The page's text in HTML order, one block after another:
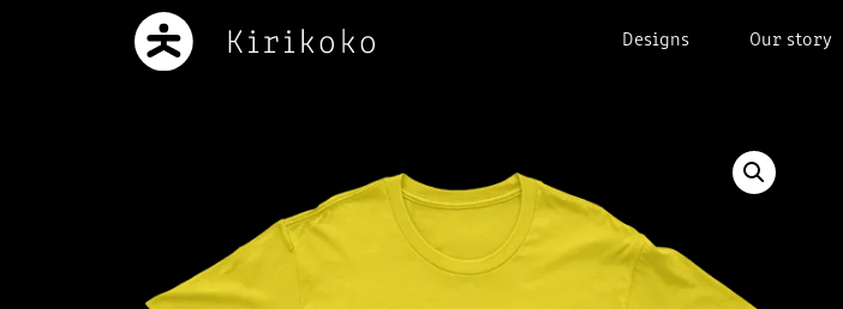
Designs Our story